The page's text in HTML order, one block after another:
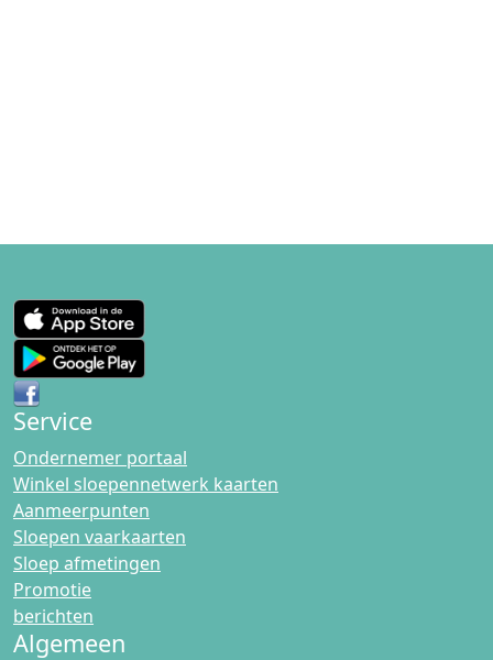
Service
Ondernemer portaal
Winkel sloepennetwerk kaarten
Aanmeerpunten
Sloepen vaarkaarten
Sloep afmetingen
Promotie
berichten
Algemeen